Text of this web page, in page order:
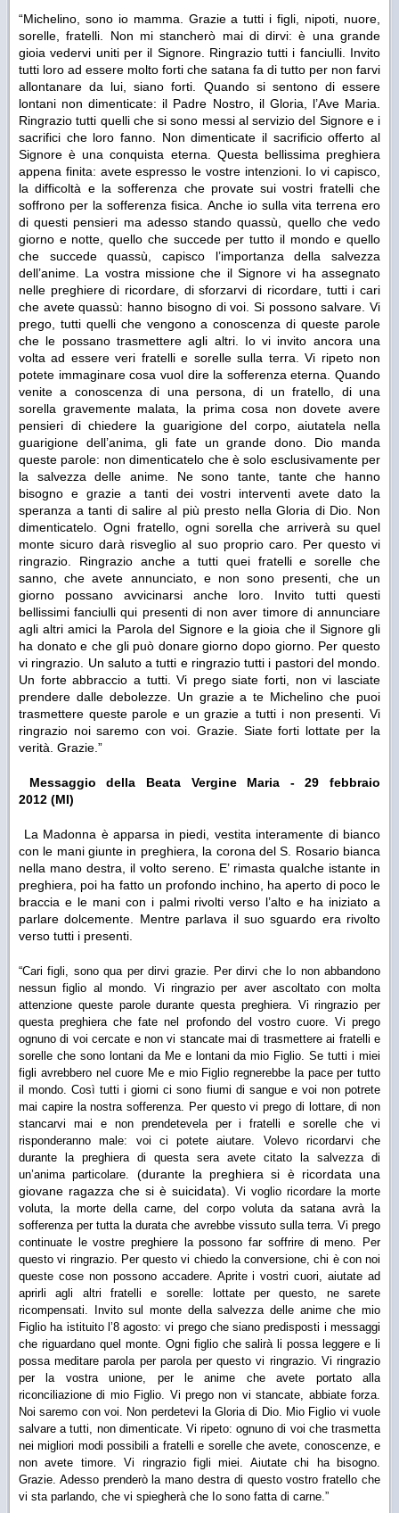
“Michelino, sono io mamma. Grazie a tutti i figli, nipoti, nuore,
sorelle, fratelli. Non mi stancherò mai di dirvi: è una grande
gioia vedervi uniti per il Signore. Ringrazio tutti i fanciulli. Invito
tutti loro ad essere molto forti che satana fa di tutto per non farvi
allontanare da lui, siano forti. Quando si sentono di essere
lontani non dimenticate: il Padre Nostro, il Gloria, l’Ave Maria.
Ringrazio tutti quelli che si sono messi al servizio del Signore e i
sacrifici che loro fanno. Non dimenticate il sacrificio offerto al
Signore è una conquista eterna. Questa bellissima preghiera
appena finita: avete espresso le vostre intenzioni. Io vi capisco,
la difficoltà e la sofferenza che provate sui vostri fratelli che
soffrono per la sofferenza fisica. Anche io sulla vita terrena ero
di questi pensieri ma adesso stando quassù, quello che vedo
giorno e notte, quello che succede per tutto il mondo e quello
che succede quassù, capisco l’importanza della salvezza
dell’anime. La vostra missione che il Signore vi ha assegnato
nelle preghiere di ricordare, di sforzarvi di ricordare, tutti i cari
che avete quassù: hanno bisogno di voi. Si possono salvare. Vi
prego, tutti quelli che vengono a conoscenza di queste parole
che le possano trasmettere agli altri. Io vi invito ancora una
volta ad essere veri fratelli e sorelle sulla terra. Vi ripeto non
potete immaginare cosa vuol dire la sofferenza eterna. Quando
venite a conoscenza di una persona, di un fratello, di una
sorella gravemente malata, la prima cosa non dovete avere
pensieri di chiedere la guarigione del corpo, aiutatela nella
guarigione dell’anima, gli fate un grande dono. Dio manda
queste parole: non dimenticatelo che è solo esclusivamente per
la salvezza delle anime. Ne sono tante, tante che hanno
bisogno e grazie a tanti dei vostri interventi avete dato la
speranza a tanti di salire al più presto nella Gloria di Dio. Non
dimenticatelo. Ogni fratello, ogni sorella che arriverà su quel
monte sicuro darà risveglio al suo proprio caro. Per questo vi
ringrazio. Ringrazio anche a tutti quei fratelli e sorelle che
sanno, che avete annunciato, e non sono presenti, che un
giorno possano avvicinarsi anche loro. Invito tutti questi
bellissimi fanciulli qui presenti di non aver timore di annunciare
agli altri amici la Parola del Signore e la gioia che il Signore gli
ha donato e che gli può donare giorno dopo giorno. Per questo
vi ringrazio. Un saluto a tutti e ringrazio tutti i pastori del mondo.
Un forte abbraccio a tutti. Vi prego siate forti, non vi lasciate
prendere dalle debolezze. Un grazie a te Michelino che puoi
trasmettere queste parole e un grazie a tutti i non presenti. Vi
ringrazio noi saremo con voi. Grazie. Siate forti lottate per la
verità. Grazie.”
Messaggio della Beata Vergine Maria - 29 febbraio
2012 (MI)
La Madonna è apparsa in piedi, vestita interamente di bianco
con le mani giunte in preghiera, la corona del S. Rosario bianca
nella mano destra, il volto sereno. E’ rimasta qualche istante in
preghiera, poi ha fatto un profondo inchino, ha aperto di poco le
braccia e le mani con i palmi rivolti verso l’alto e ha iniziato a
parlare dolcemente. Mentre parlava il suo sguardo era rivolto
verso tutti i presenti.
“Cari figli, sono qua per dirvi grazie. Per dirvi che Io non abbandono
nessun figlio al mondo. Vi ringrazio per aver ascoltato con molta
attenzione queste parole durante questa preghiera. Vi ringrazio per
questa preghiera che fate nel profondo del vostro cuore. Vi prego
ognuno di voi cercate e non vi stancate mai di trasmettere ai fratelli e
sorelle che sono lontani da Me e lontani da mio Figlio. Se tutti i miei
figli avrebbero nel cuore Me e mio Figlio regnerebbe la pace per tutto
il mondo. Così tutti i giorni ci sono fiumi di sangue e voi non potrete
mai capire la nostra sofferenza. Per questo vi prego di lottare, di non
stancarvi mai e non prendetevela per i fratelli e sorelle che vi
risponderanno male: voi ci potete aiutare. Volevo ricordarvi che
durante la preghiera di questa sera avete citato la salvezza di
un’anima particolare. (durante la preghiera si è ricordata una
giovane ragazza che si è suicidata).
Vi voglio ricordare la morte
voluta, la morte della carne, del corpo voluta da satana avrà la
sofferenza per tutta la durata che avrebbe vissuto sulla terra. Vi prego
continuate le vostre preghiere la possono far soffrire di meno. Per
questo vi ringrazio. Per questo vi chiedo la conversione, chi è con noi
queste cose non possono accadere. Aprite i vostri cuori, aiutate ad
aprirli agli altri fratelli e sorelle: lottate per questo, ne sarete
ricompensati. Invito sul monte della salvezza delle anime che mio
Figlio ha istituito l’8 agosto: vi prego che siano predisposti i messaggi
che riguardano quel monte. Ogni figlio che salirà li possa leggere e li
possa meditare parola per parola per questo vi ringrazio. Vi ringrazio
per la vostra unione, per le anime che avete portato alla
riconciliazione di mio Figlio. Vi prego non vi stancate, abbiate forza.
Noi saremo con voi. Non perdetevi la Gloria di Dio. Mio Figlio vi vuole
salvare a tutti, non dimenticate. Vi ripeto: ognuno di voi che trasmetta
nei migliori modi possibili a fratelli e sorelle che avete, conoscenze, e
non avete timore. Vi ringrazio figli miei. Aiutate chi ha bisogno.
Grazie. Adesso prenderò la mano destra di questo vostro fratello che
vi sta parlando, che vi spiegherà che Io sono fatta di carne.”